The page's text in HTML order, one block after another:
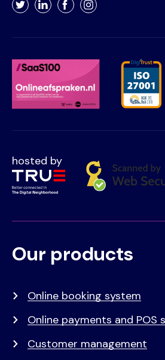
TwitterLinkedInFacebookInstagram
hosted by
Voet
Primair
Our products
Online booking system
Online payments and POS
Customer management